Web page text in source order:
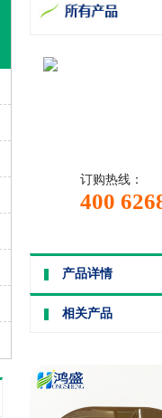
订购热线：
400
产品详情
相关产品